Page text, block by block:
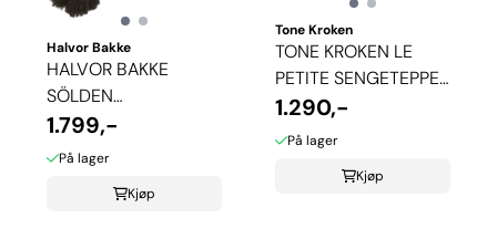
Halvor Bakke
HALVOR BAKKE
SÖLDEN
SENGETEPPE
1.799,-
På lager
Kjøp
Tone Kroken
TONE KROKEN LE
PETITE SENGETEPPE
- BLÅ
1.290,-
På lager
Kjøp